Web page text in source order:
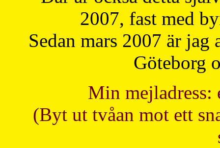
2007, fast med
Sedan mars 2007 är
Göteborg
Min mejladress:
(Byt ut tvåan mot ett